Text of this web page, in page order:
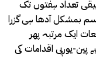
تعداد ہفتوں تک
بمشکل آدھا ہی گزرا
ایک مرتبہ پھر
پین-یورپی اقدامات کی